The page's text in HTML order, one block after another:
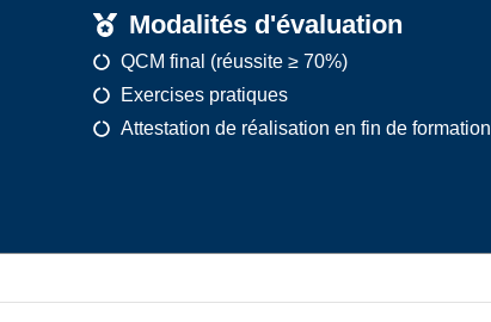
Modalités d'évaluation
QCM final (réussite ≥ 70%)
Exercises pratiques
Attestation de réalisation en fin de formation